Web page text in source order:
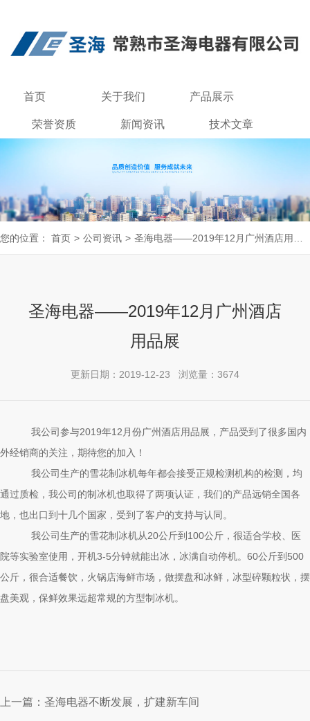
首页 关于我们 产品展示
荣誉资质 新闻资讯 技术文章
您的位置： 首页 > 公司资讯 > 圣海电器——2019年12月广州酒店用品展
圣海电器——2019年12月广州酒店
用品展
更新日期：2019-12-23 浏览量：3674
我公司参与2019年12月份广州酒店用品展，产品受到了很多国内
外经销商的关注，期待您的加入！
我公司生产的雪花制冰机每年都会接受正规检测机构的检测，均
通过质检，我公司的制冰机也取得了两项认证，我们的产品远销全国各
地，也出口到十几个国家，受到了客户的支持与认同。
我公司生产的雪花制冰机从20公斤到100公斤，很适合学校、医
院等实验室使用，开机3-5分钟就能出冰，冰满自动停机。60公斤到500
公斤，很合适餐饮，火锅店海鲜市场，做摆盘和冰鲜，冰型碎颗粒状，摆
盘美观，保鲜效果远超常规的方型制冰机。
上一篇： 圣海电器不断发展，扩建新车间